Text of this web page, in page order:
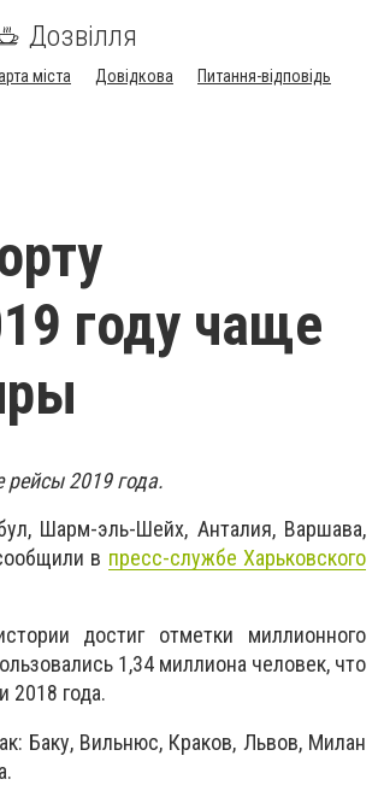
Дозвілля
міста Довідкова
Питання-відповідь
году чаще
рейсы 2019 года.
Шарм-эль-Шейх, Анталия, Варшава,
в пресс-службе Харьковского
достиг отметки миллионного
1,34 миллиона человек, что
2018 года.
Баку, Вильнюс, Краков, Львов, Милан